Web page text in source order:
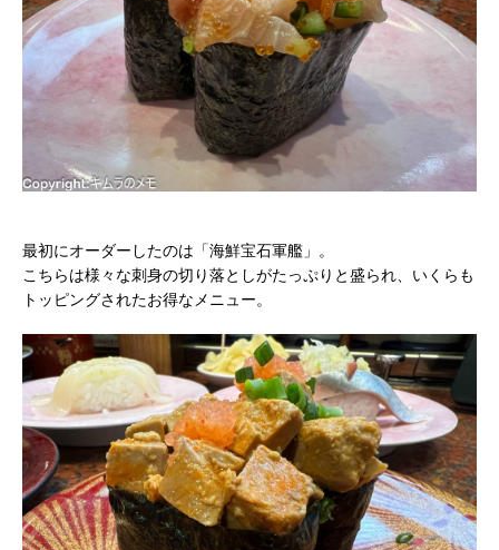
最初にオーダーしたのは「海鮮宝石軍艦」。
こちらは様々な刺身の切り落としがたっぷりと盛られ、いくらも
トッピングされたお得なメニュー。